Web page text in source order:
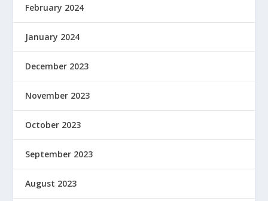
February 2024
January 2024
December 2023
November 2023
October 2023
September 2023
August 2023